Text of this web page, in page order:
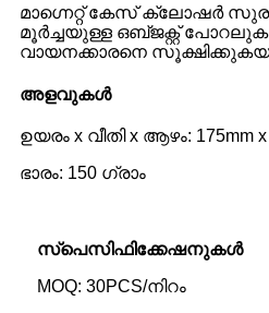
മാഗ്നെറ്റ് കേസ് ക്ലോഷർ
മൂർച്ചയുള്ള ഒബ്‌ജക്റ്റ്
വായനക്കാരനെ
അളവുകൾ
ഉയരം x വീതി x ആഴം: 175mm x
ഭാരം: 150 ഗ്രാം
സ്പെസിഫിക്കേഷനുകൾ
MOQ: 30PCS/നിറം